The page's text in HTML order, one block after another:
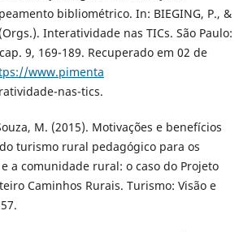
bibliométrico. In: BIEGING, P., &
(Orgs.). Interatividade nas TICs. São Paulo:
9, 169-189. Recuperado em 02 de
www.pimenta
nas-tics.
M. (2015). Motivações e benefícios
turismo rural pedagógico para os
a comunidade rural: o caso do Projeto
Caminhos Rurais. Turismo: Visão e